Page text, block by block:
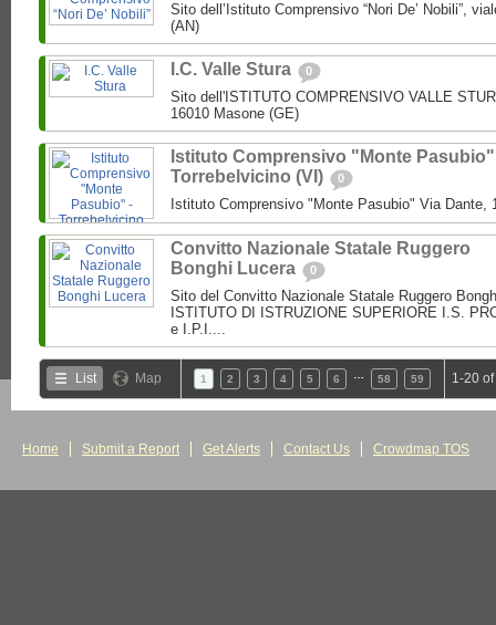
Sito dell’Istituto Comprensivo “Nori De’ Nobili”,
(AN)
I.C. Valle Stura 0
Sito dell'ISTITUTO COMPRENSIVO VALLE
16010 Masone (GE)
Istituto Comprensivo "Monte
Torrebelvicino (VI)
0
Istituto Comprensivo "Monte Pasubio" Via Dante,
Convitto Nazionale Statale Ruggero
Bonghi Lucera
0
Sito del Convitto Nazionale Statale Ruggero
ISTITUTO DI ISTRUZIONE SUPERIORE I.S.
e I.P.I....
List Map 1 2 3 4 5 6 58 59 1-20
Home Submit a Report Get Alerts Contact Us Crowdmap TOS